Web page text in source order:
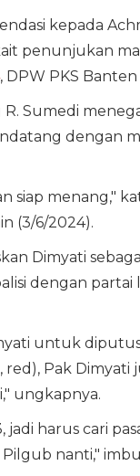
kepada
penunjukan
, DPW PKS
Sumedi
dengan
siap menang,"
(3/6/2024).
Dimyati
dengan partai
untuk
red), Pak
ungkapnya.
jadi harus cari
nanti,"